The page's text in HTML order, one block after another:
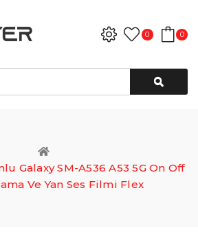
0 0
Galaxy SM-A536 A53 5G On Off
Ve Yan Ses Filmi Flex